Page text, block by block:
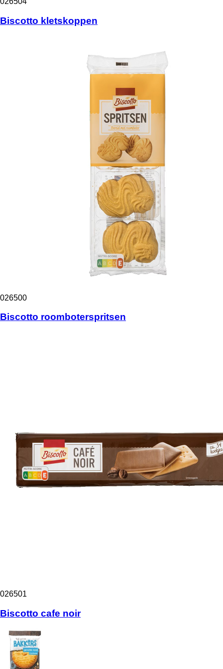
Biscotto kletskoppen
026500
Biscotto roomboterspritsen
026501
Biscotto cafe noir